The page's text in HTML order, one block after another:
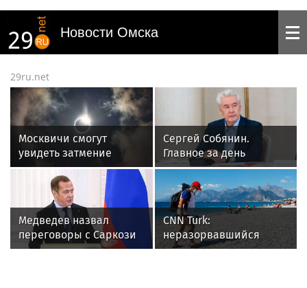
Новости Омска
29ru.net
Москвичи смогут
увидеть затмение
Солнца 12 августа
Сергей Собянин.
Главное за день
Медведев назвал
переговоры с Саркози
в 2008 году жесткими и
CNN Turk:
неразорвавшийся
снаряд обнаружили на